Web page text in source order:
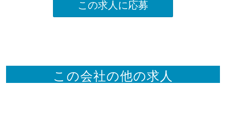
この求人に応募
この会社の他の求人